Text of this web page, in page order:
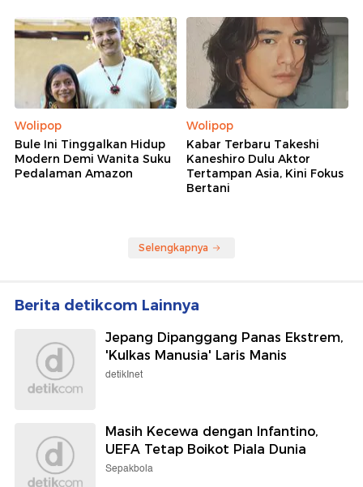
Wolipop
Bule Ini Tinggalkan Hidup
Modern Demi Wanita Suku
Pedalaman Amazon
Wolipop
Kabar Terbaru Takeshi
Kaneshiro Dulu Aktor
Tertampan Asia, Kini Fokus
Bertani
Selengkapnya
Berita detikcom Lainnya
Jepang Dipanggang Panas Ekstrem,
'Kulkas Manusia' Laris Manis
detikInet
Masih Kecewa dengan Infantino,
UEFA Tetap Boikot Piala Dunia
Sepakbola